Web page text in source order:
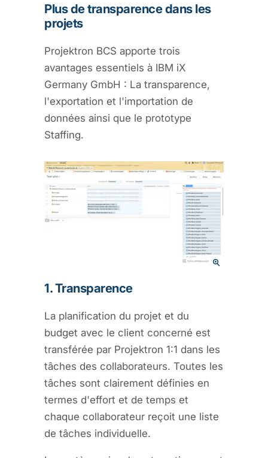
Plus de transparence dans les
projets
Projektron BCS apporte trois
avantages essentiels à IBM iX
Germany GmbH : La transparence,
l'exportation et l'importation de
données ainsi que le prototype
Staffing.
1. Transparence
La planification du projet et du
budget avec le client concerné est
transférée par Projektron 1:1 dans les
tâches des collaborateurs. Toutes les
tâches sont clairement définies en
termes d'effort et de temps et
chaque collaborateur reçoit une liste
de tâches individuelle.